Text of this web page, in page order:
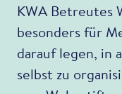
KWA Betreutes
besonders für
darauf legen, in
selbst zu